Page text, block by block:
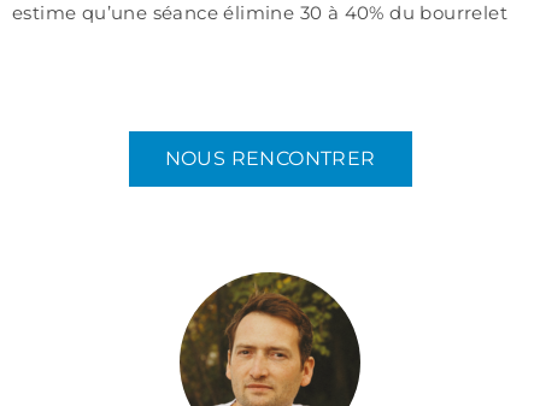
estime qu’une séance élimine 30 à 40% du bourrelet
NOUS RENCONTRER